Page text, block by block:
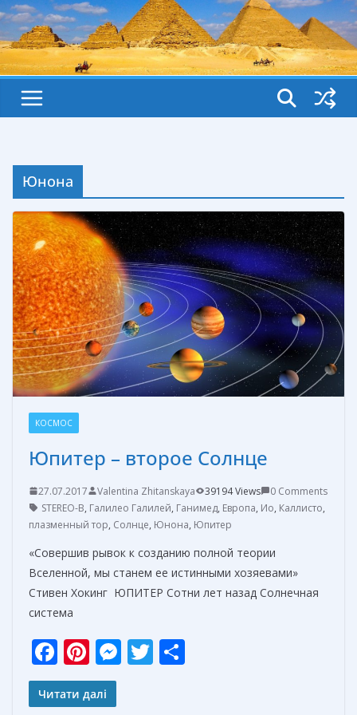
Юнона
КОСМОС
Юпитер – второе Солнце
27.07.2017 Valentina Zhitanskaya 39194 Views
0 Comments
STEREO-В, Галилео Галилей, Ганимед, Европа, Ио, Каллисто,
плазменный тор, Солнце, Юнона, Юпитер
«Совершив рывок к созданию полной теории
Вселенной, мы станем ее истинными хозяевами»
Стивен Хокинг ЮПИТЕР Сотни лет назад Солнечная
система
F
ac
e
Pi
nt
er
M T
Читати далі